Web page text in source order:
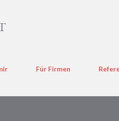
Für Firmen